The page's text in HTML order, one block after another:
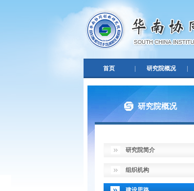
首页 研究院概况
研究院概况
研究院简介
组织机构